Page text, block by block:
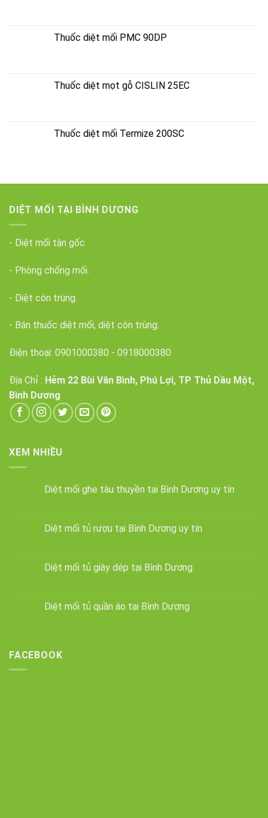
Thuốc diệt mối PMC 90DP
Thuốc diệt mọt gỗ CISLIN 25EC
Thuốc diệt mối Termize 200SC
DIỆT MỐI TẠI BÌNH DƯƠNG
- Diệt mối tận gốc
- Phòng chống mối.
- Diệt côn trùng.
- Bán thuốc diệt mối, diệt côn trùng.
Điện thoại: 0901000380 - 0918000380
Địa Chỉ : Hẻm 22 Bùi Văn Bình, Phú Lợi, TP Thủ Dầu Một,
Bình Dương
XEM NHIỀU
Diệt mối ghe tàu thuyền tại Bình Dương uy tín
Diệt mối tủ rượu tại Bình Dương uy tín
Diệt mối tủ giày dép tại Bình Dương
Diệt mối tủ quần áo tại Bình Dương
FACEBOOK